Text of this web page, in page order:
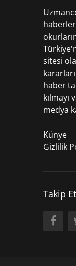
sitesi
haber
kılmayı
medya
Künye
Gizlilik
Takip Et